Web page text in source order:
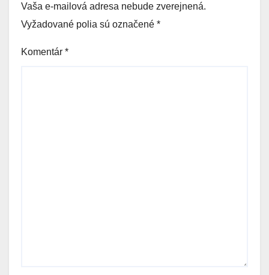
Vaša e-mailová adresa nebude zverejnená.
Vyžadované polia sú označené *
Komentár *